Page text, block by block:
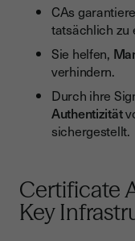
CAs
tatsächlich zu
Sie helfen,
verhindern.
Durch ihre
Authentizität
sichergestellt.
Certificate
Key